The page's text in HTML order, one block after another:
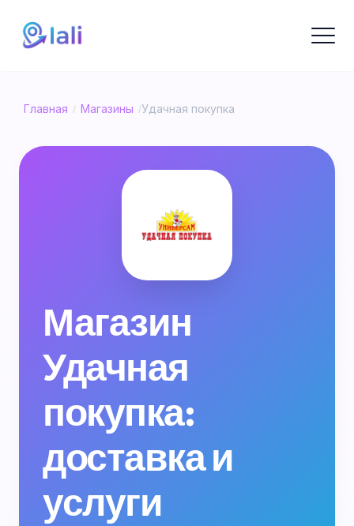
Главная / Магазины /Удачная покупка
Магазин
Удачная
покупка:
доставка и
услуги